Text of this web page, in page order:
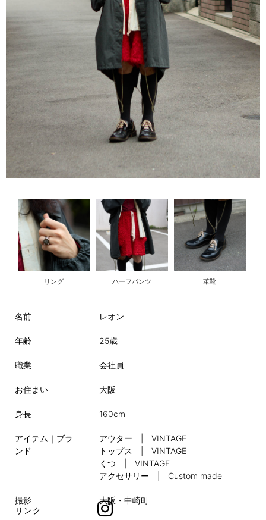
リング ハーフパンツ 革靴
名前 レオン
年齢 25歳
職業 会社員
お住まい 大阪
身長 160cm
アイテム｜ブラ
ンド
アウター | VINTAGE
トップス | VINTAGE
くつ | VINTAGE
アクセサリー | Custom made
撮影
大阪・中崎町
リンク